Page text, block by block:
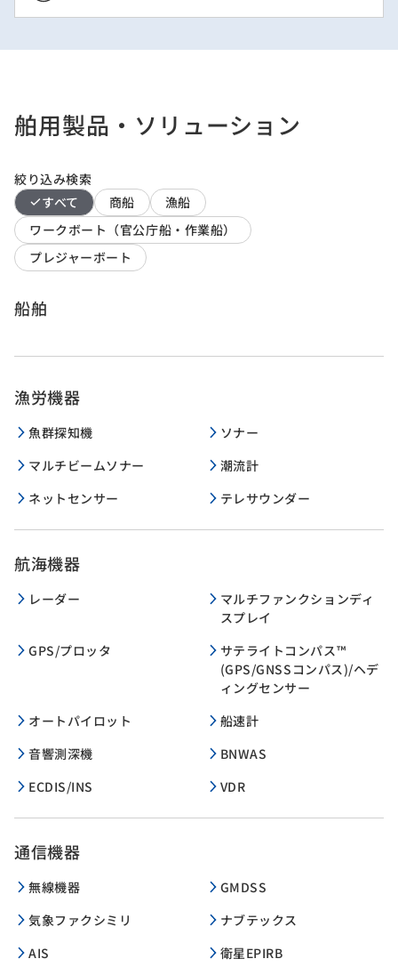
舶用製品・ソリューション
絞り込み検索
すべて
商船
漁船
ワークボート（官公庁船・作業船）
プレジャーボート
船舶
漁労機器
魚群探知機
ソナー
マルチビームソナー
潮流計
ネットセンサー
テレサウンダー
航海機器
レーダー
マルチファンクションディ
スプレイ
GPS/プロッタ
サテライトコンパス™
(GPS/GNSSコンパス)/ヘデ
ィングセンサー
オートパイロット
船速計
音響測深機
BNWAS
ECDIS/INS
VDR
通信機器
無線機器
GMDSS
気象ファクシミリ
ナブテックス
AIS
衛星EPIRB